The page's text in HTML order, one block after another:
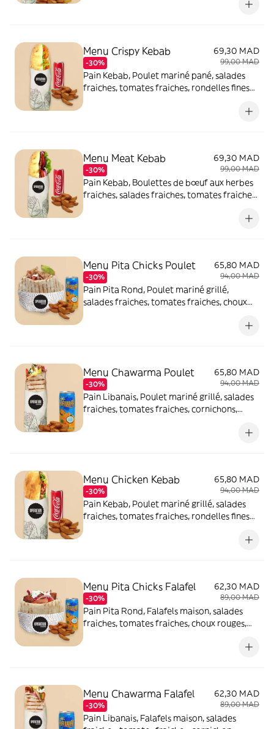
Menu Crispy Kebab
-30%
69,30 MAD
99,00 MAD
Pain Kebab, Poulet mariné pané, salades
fraiches, tomates fraiches, rondelles fines
Menu Meat Kebab
-30%
69,30 MAD
99,00 MAD
Pain Kebab, Boulettes de bœuf aux herbes
fraiches, salades fraiches, tomates fraiches,
Menu Pita Chicks Poulet
-30%
65,80 MAD
94,00 MAD
Pain Pita Rond, Poulet mariné grillé,
salades fraiches, tomates fraiches, choux
Menu Chawarma Poulet
-30%
65,80 MAD
94,00 MAD
Pain Libanais, Poulet mariné grillé, salades
fraiches, tomates fraiches, cornichons,
Menu Chicken Kebab
-30%
65,80 MAD
94,00 MAD
Pain Kebab, Poulet mariné grillé, salades
fraiches, tomates fraiches, rondelles fines
Menu Pita Chicks Falafel
-30%
62,30 MAD
89,00 MAD
Pain Pita Rond, Falafels maison, salades
fraiches, tomates fraiches, choux rouges,
Menu Chawarma Falafel
-30%
62,30 MAD
89,00 MAD
Pain Libanais, Falafels maison, salades